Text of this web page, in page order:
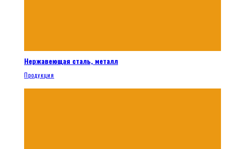
Нержавеющая сталь, металл
Продукция